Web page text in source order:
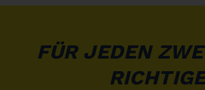
FÜR JEDEN